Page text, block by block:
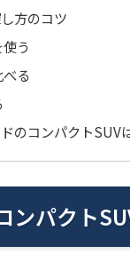
方のコツ
う
る
のコンパクトSUV
ンパクト